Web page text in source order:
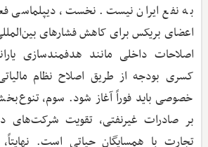
به نفع ایران نیست. نخست، دیپلماسی
اعضای بریکس برای کاهش فشارهای
اصلاحات داخلی مانند هدفمندسازی
کسری بودجه از طریق اصلاح نظام
خصوصی باید فوراً آغاز شود. سوم،
بر صادرات غیرنفتی، تقویت شرکت‌های
تجارت با همسایگان حیاتی است.